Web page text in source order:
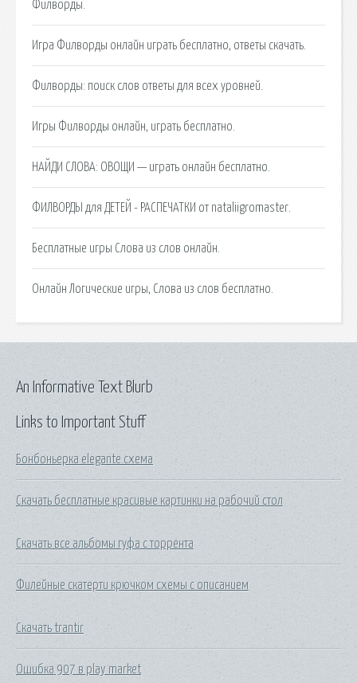
Филворды.
Игра Филворды онлайн играть бесплатно, ответы скачать.
Филворды: поиск слов ответы для всех уровней.
Игры Филворды онлайн, играть бесплатно.
НАЙДИ СЛОВА: ОВОЩИ — играть онлайн бесплатно.
ФИЛВОРДЫ для ДЕТЕЙ - РАСПЕЧАТКИ от nataliigromaster.
Бесплатные игры Слова из слов онлайн.
Онлайн Логические игры, Слова из слов бесплатно.
Links to Important Stuff
Бонбоньерка elegante схема
Скачать бесплатные красивые картинки на рабочий стол
Скачать все альбомы гуфа с торрента
Филейные скатерти крючком схемы с описанием
Скачать trantir
Ошибка 907 в play market
An Informative Text Blurb